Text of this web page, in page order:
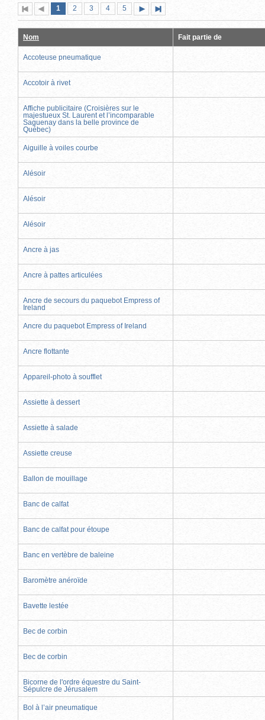
Première
page
Page
précédente
Page
1 (page
actuelle)
Page
2 Page
3 Page
4 Page
5
suivante
page
Nom Fait partie de
Accoteuse pneumatique
Accotoir à rivet
Affiche publicitaire (Croisières sur le
majestueux St. Laurent et l’incomparable
Saguenay dans la belle province de
Québec)
Aiguille à voiles courbe
Alésoir
Alésoir
Alésoir
Ancre à jas
Ancre à pattes articulées
Ancre de secours du paquebot Empress of
Ireland
Ancre du paquebot Empress of Ireland
Ancre flottante
Appareil-photo à soufflet
Assiette à dessert
Assiette à salade
Assiette creuse
Ballon de mouillage
Banc de calfat
Banc de calfat pour étoupe
Banc en vertèbre de baleine
Baromètre anéroïde
Bavette lestée
Bec de corbin
Bec de corbin
Bicorne de l'ordre équestre du Saint-
Sépulcre de Jérusalem
Bol à l’air pneumatique